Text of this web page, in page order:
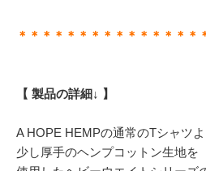
＊＊＊＊＊＊＊＊＊＊＊＊＊＊＊
【 製品の詳細↓ 】
A HOPE HEMPの通常のTシャツ
少し厚手のヘンプコットン生地を